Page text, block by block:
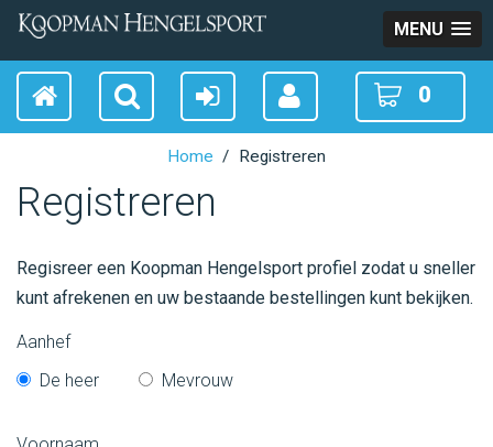
MENU
0
Home Registreren
Registreren
Regisreer een Koopman Hengelsport profiel zodat u sneller
kunt afrekenen en uw bestaande bestellingen kunt bekijken.
Aanhef
De heer
Mevrouw